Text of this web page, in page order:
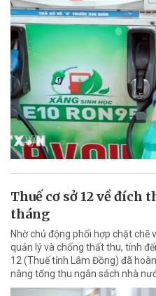
Thuế cơ sở 12 về đích
tháng
Nhờ chủ động phối hợp chặt chẽ
quản lý và chống thất thu, tính
12 (Thuế tỉnh Lâm Đồng) đã
nâng tổng thu ngân sách nhà